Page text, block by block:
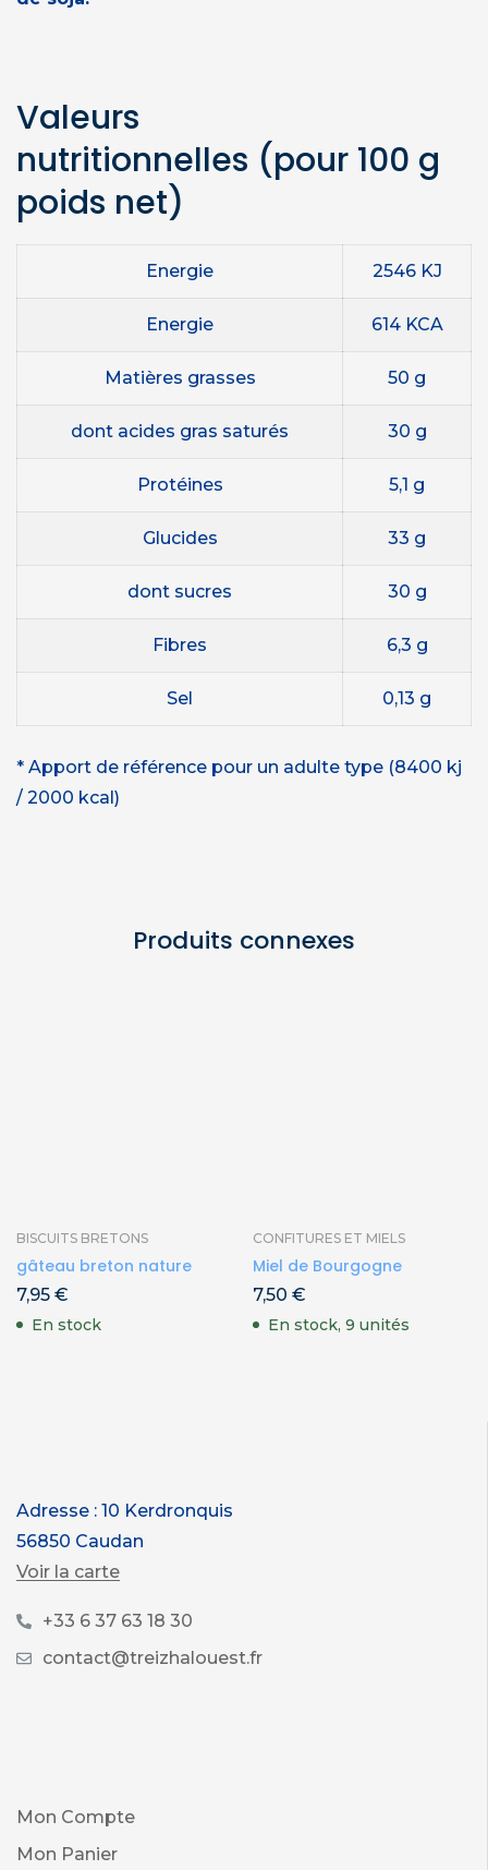
Valeurs
nutritionnelles (pour 100 g
poids net)
Energie 2546 KJ
Energie 614 KCA
Matières grasses 50 g
dont acides gras saturés 30 g
Protéines 5,1 g
Glucides 33 g
dont sucres 30 g
Fibres 6,3 g
Sel 0,13 g
* Apport de référence pour un adulte type (8400 kj
/ 2000 kcal)
Produits connexes
BISCUITS BRETONS
gâteau breton nature
7,95 €
En stock
CONFITURES ET MIELS
Miel de Bourgogne
7,50 €
En stock, 9 unités
Adresse : 10 Kerdronquis
56850 Caudan
Voir la carte
+33 6 37 63 18 30
contact@treizhalouest.fr
Mon Compte
Mon Panier